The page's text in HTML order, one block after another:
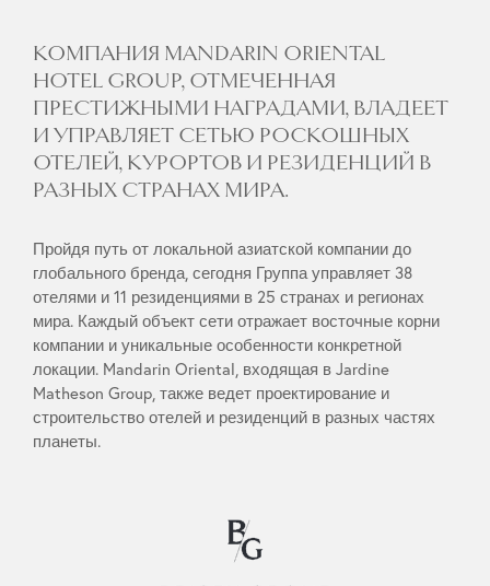
КОМПАНИЯ MANDARIN ORIENTAL
HOTEL GROUP, ОТМЕЧЕННАЯ
ПРЕСТИЖНЫМИ НАГРАДАМИ, ВЛАДЕЕТ
И УПРАВЛЯЕТ СЕТЬЮ РОСКОШНЫХ
ОТЕЛЕЙ, КУРОРТОВ И РЕЗИДЕНЦИЙ В
РАЗНЫХ СТРАНАХ МИРА.
Пройдя путь от локальной азиатской компании до
глобального бренда, сегодня Группа управляет 38
отелями и 11 резиденциями в 25 странах и регионах
мира. Каждый объект сети отражает восточные корни
компании и уникальные особенности конкретной
локации. Mandarin Oriental, входящая в Jardine
Matheson Group, также ведет проектирование и
строительство отелей и резиденций в разных частях
планеты.